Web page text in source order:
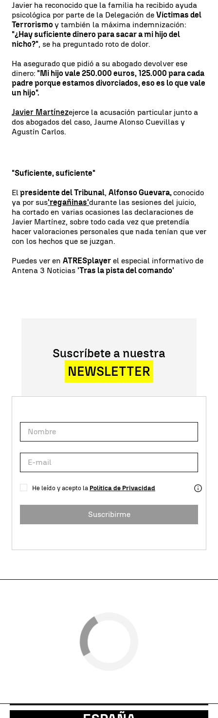
Javier ha reconocido que la familia ha recibido ayuda
psicológica por parte de la Delegación de Víctimas del
Terrorismo y también la máxima indemnización:
"¿Hay suficiente dinero para sacar a mi hijo del
nicho?", se ha preguntado roto de dolor.
Ha asegurado que pidió a su abogado devolver ese
dinero: "Mi hijo vale 250.000 euros, 125.000 para cada
padre porque estamos divorciados, eso es lo que vale
un hijo".
Javier Martínezejerce la acusación particular junto a
dos abogados del caso, Jaume Alonso Cuevillas y
Agustín Carlos.
"Suficiente, suficiente"
El presidente del Tribunal, Alfonso Guevara, conocido
ya por sus'regañinas'durante las sesiones del juicio,
ha cortado en varias ocasiones las declaraciones de
Javier Martínez, sobre todo cada vez que pretendía
hacer valoraciones personales que nada tenían que ver
con los hechos que se juzgan.
Puedes ver en ATRESplayer el especial informativo de
Antena 3 Noticias 'Tras la pista del comando'
Suscríbete a nuestra
NEWSLETTER
He leído y acepto la Política de Privacidad
Suscribirme